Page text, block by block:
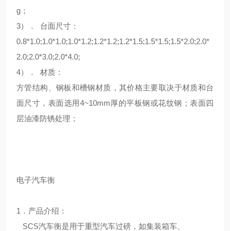
g；
3）． 台面尺寸：
0.8*1.0;1.0*1.0;1.0*1.2;1.2*1.2;1.2*1.5;1.5*1.5;1.5*2.0;2.0*
2.0;2.0*3.0;2.0*4.0;
4）． 材质：
方管结构、钢板和槽钢材质，其价格主要取决于材质和台
面尺寸，表面选用4~10mm厚的平板钢或花纹钢；表面四
层油漆防锈处理；
电子汽车衡
1．产品介绍：
SCS汽车衡是用于重型汽车过磅，如集装箱车、